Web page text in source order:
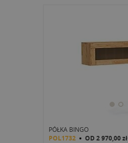
PÓŁKA BINGO
POL1732 OD 2 970,00 zł